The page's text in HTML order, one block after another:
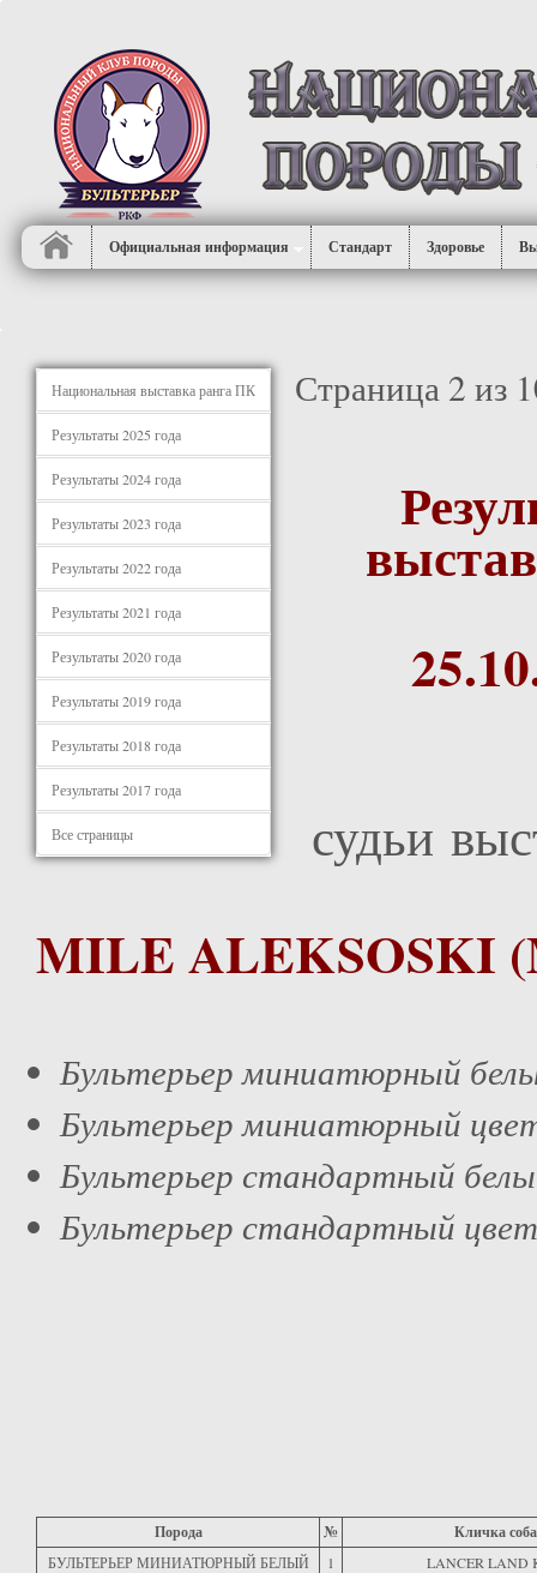
Официальная информация Стандарт Здоровье
Национальная выставка ранга ПК
Результаты 2025 года
Результаты 2024 года
Результаты 2023 года
Результаты 2022 года
Результаты 2021 года
Результаты 2020 года
Результаты 2019 года
Результаты 2018 года
Результаты 2017 года
Все страницы
Страница 2 из
судьи
MILE ALEKSOSKI
Бультерьер
Бультерьер миниатюрный
Бультерьер стандартный
Бультерьер стандартный
Порода № Кличка
БУЛЬТЕРЬЕР МИНИАТЮРНЫЙ БЕЛЫЙ 1
LANCER LAND